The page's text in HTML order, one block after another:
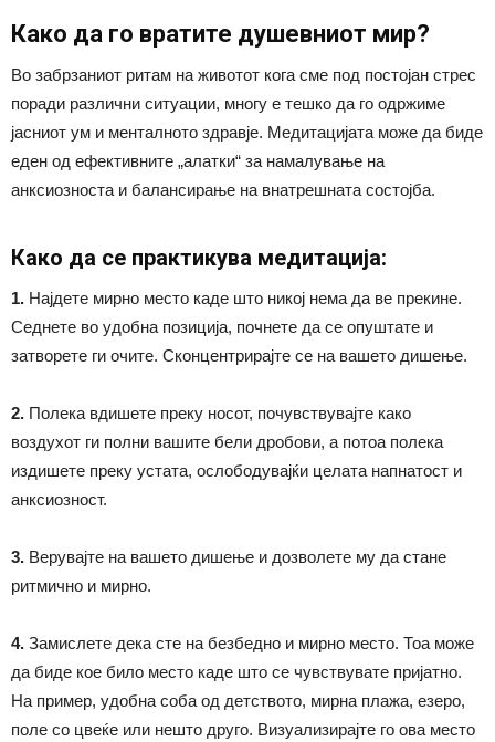
Како да го вратите душевниот мир?
Во забрзаниот ритам на животот кога сме под постојан стрес
поради различни ситуации, многу е тешко да го одржиме
јасниот ум и менталното здравје. Медитацијата може да биде
еден од ефективните „алатки“ за намалување на
анксиозноста и балансирање на внатрешната состојба.
Како да се практикува медитација:
1. Најдете мирно место каде што никој нема да ве прекине.
Седнете во удобна позиција, почнете да се опуштате и
затворете ги очите. Сконцентрирајте се на вашето дишење.
2. Полека вдишете преку носот, почувствувајте како
воздухот ги полни вашите бели дробови, а потоа полека
издишете преку устата, ослободувајќи целата напнатост и
анксиозност.
3. Верувајте на вашето дишење и дозволете му да стане
ритмично и мирно.
4. Замислете дека сте на безбедно и мирно место. Тоа може
да биде кое било место каде што се чувствувате пријатно.
На пример, удобна соба од детството, мирна плажа, езеро,
поле со цвеќе или нешто друго. Визуализирајте го ова место